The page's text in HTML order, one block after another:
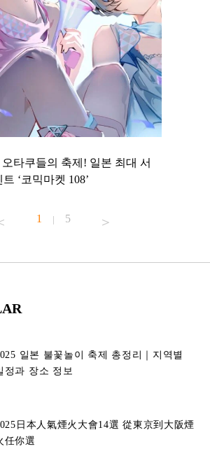
타쿠들의 축제! 일본 최대 서
‘코믹마켓 108’
1 | 5
일본 불꽃놀이 축제 총정리｜지역별
정과 장소 정보
日本人氣煙火大會14選 從東京到大阪煙
任你選